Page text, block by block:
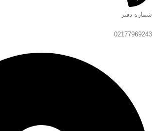
شماره دفتر
02177969243